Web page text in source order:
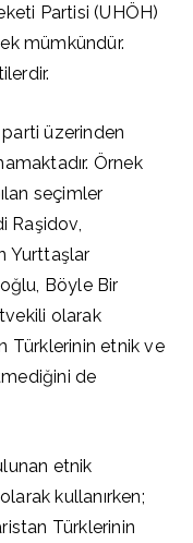
Partisi (UHÖH)
mümkündür.
üzerinden
Örnek
seçimler
Raşidov,
Yurttaşlar
Böyle Bir
olarak
Türklerinin etnik ve
de
etnik
olarak kullanırken;
Türklerinin